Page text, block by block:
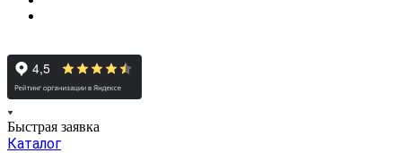
Быстрая заявка
Каталог